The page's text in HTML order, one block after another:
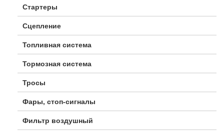
Стартеры
Сцепление
Топливная система
Тормозная система
Тросы
Фары, стоп-сигналы
Фильтр воздушный